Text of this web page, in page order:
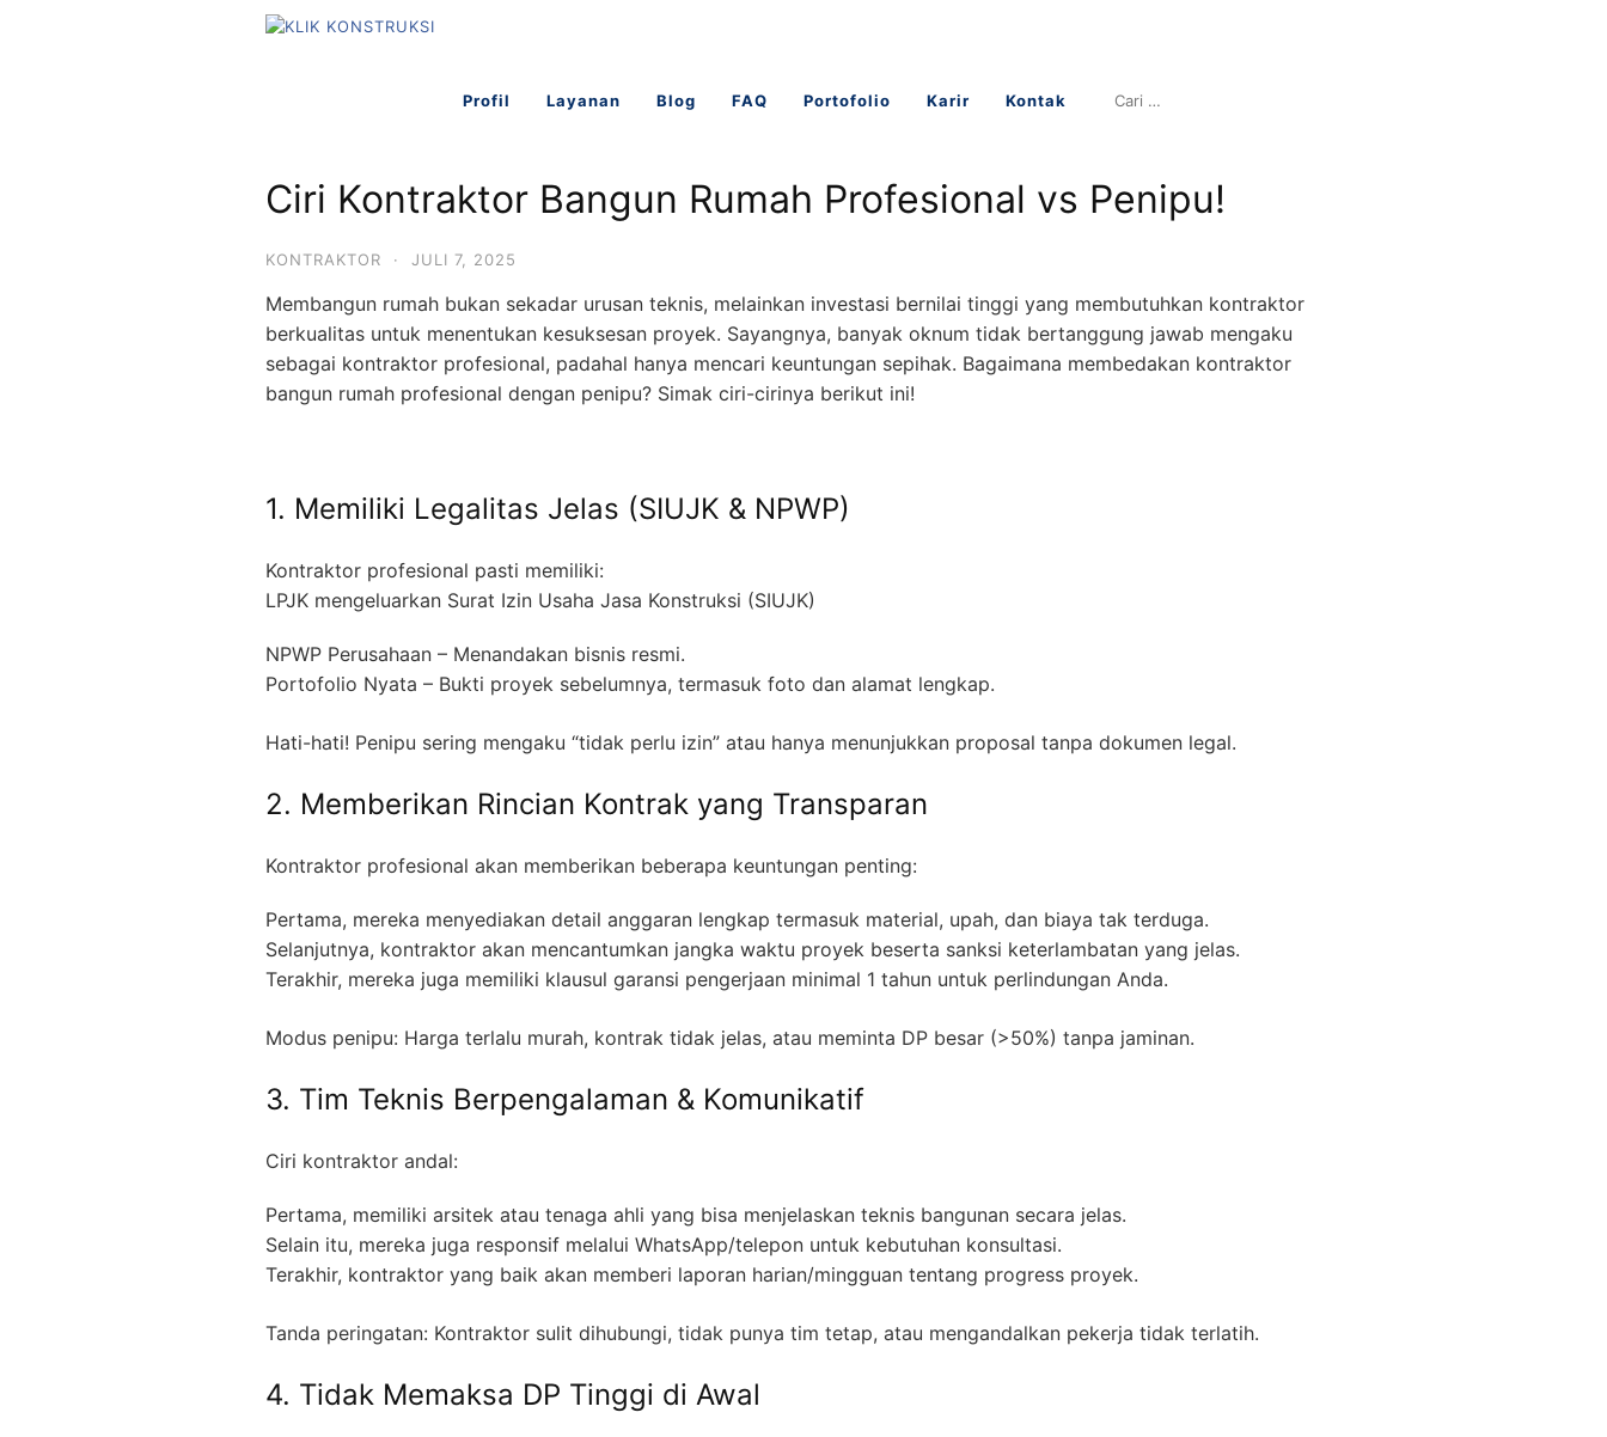
Profil Layanan Blog FAQ Portofolio Karir Kontak
Ciri Kontraktor Bangun Rumah Profesional vs Penipu!
KONTRAKTOR · JULI 7, 2025
Membangun rumah bukan sekadar urusan teknis, melainkan investasi bernilai tinggi yang membutuhkan kontraktor
berkualitas untuk menentukan kesuksesan proyek. Sayangnya, banyak oknum tidak bertanggung jawab mengaku
sebagai kontraktor profesional, padahal hanya mencari keuntungan sepihak. Bagaimana membedakan kontraktor
bangun rumah profesional dengan penipu? Simak ciri-cirinya berikut ini!
1. Memiliki Legalitas Jelas (SIUJK & NPWP)
Kontraktor profesional pasti memiliki:
LPJK mengeluarkan Surat Izin Usaha Jasa Konstruksi (SIUJK)
NPWP Perusahaan – Menandakan bisnis resmi.
Portofolio Nyata – Bukti proyek sebelumnya, termasuk foto dan alamat lengkap.
Hati-hati! Penipu sering mengaku “tidak perlu izin” atau hanya menunjukkan proposal tanpa dokumen legal.
2. Memberikan Rincian Kontrak yang Transparan
Kontraktor profesional akan memberikan beberapa keuntungan penting:
Pertama, mereka menyediakan detail anggaran lengkap termasuk material, upah, dan biaya tak terduga.
Selanjutnya, kontraktor akan mencantumkan jangka waktu proyek beserta sanksi keterlambatan yang jelas.
Terakhir, mereka juga memiliki klausul garansi pengerjaan minimal 1 tahun untuk perlindungan Anda.
Modus penipu: Harga terlalu murah, kontrak tidak jelas, atau meminta DP besar (>50%) tanpa jaminan.
3. Tim Teknis Berpengalaman & Komunikatif
Ciri kontraktor andal:
Pertama, memiliki arsitek atau tenaga ahli yang bisa menjelaskan teknis bangunan secara jelas.
Selain itu, mereka juga responsif melalui WhatsApp/telepon untuk kebutuhan konsultasi.
Terakhir, kontraktor yang baik akan memberi laporan harian/mingguan tentang progress proyek.
Tanda peringatan: Kontraktor sulit dihubungi, tidak punya tim tetap, atau mengandalkan pekerja tidak terlatih.
4. Tidak Memaksa DP Tinggi di Awal